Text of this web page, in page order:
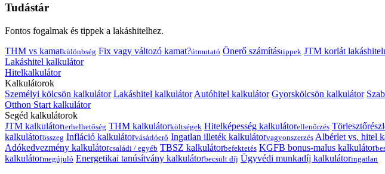
Tudástár
Fontos fogalmak és tippek a lakáshitelhez.
THM vs kamatkülönbség Fix vagy változó kamat?útmutató Önerő számítástippek JTM korlát
Lakáshitel kalkulátor
Hitelkalkulátor
Kalkulátorok
Személyi kölcsön kalkulátor Lakáshitel kalkulátor Autóhitel kalkulátor Gyorskölcsön kalkulátor
Otthon Start kalkulátor
Segéd kalkulátorok
JTM kalkulátorterhelhetőség THM kalkulátorköltségek Hitelképesség kalkulátorellenőrzés
kalkulátorösszeg Infláció kalkulátorvásárlóerő Ingatlan illeték kalkulátorvagyonszerzés Albérlet vs. hitel
Adókedvezmény kalkulátorcsaládi / egyéb TBSZ kalkulátorbefektetés KGFB bonus-malus kalkulátor
kalkulátormegújuló Energetikai tanúsítvány kalkulátorbecsült díj Ügyvédi munkadíj kalkulátoringatlan